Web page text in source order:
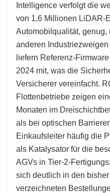
Intelligence verfolgt die
von 1,6 Millionen LiDAR-
Automobilqualität, genug,
anderen
liefern Referenz-
2024 mit, was die
Versicherer vereinfacht.
Flottenbetriebe zeigen
Monaten im
als bei optischen
Einkaufsleiter häufig die
als Katalysator für die
AGVs in Tier-2-
sich deutlich in den
verzeichneten